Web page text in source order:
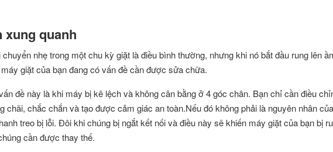
xung quanh
nhẹ trong một chu kỳ giặt là điều bình thường, nhưng khi nó bắt đầu rung lên
giặt của bạn đang có vấn đề cần được sửa chữa.
đề này là khi máy bị kê lệch và không cân bằng ở 4 góc chân. Bạn chỉ cần điều
chãi, chắc chắn và tạo được cảm giác an toàn.Nếu đó không phải là nguyên nhân
treo bị lỗi. Đôi khi chúng bị ngắt kết nối và điều này sẽ khiến máy giặt của bạn bị
cần được thay thế.